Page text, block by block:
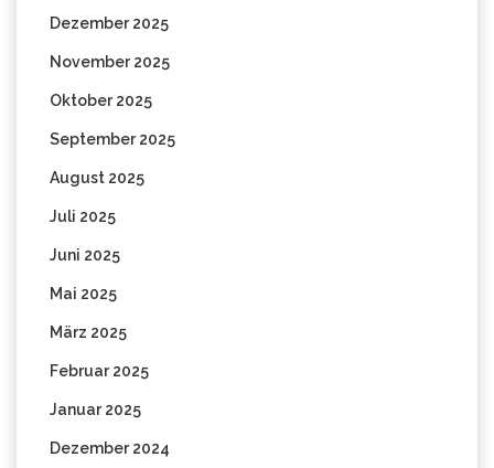
Dezember 2025
November 2025
Oktober 2025
September 2025
August 2025
Juli 2025
Juni 2025
Mai 2025
März 2025
Februar 2025
Januar 2025
Dezember 2024